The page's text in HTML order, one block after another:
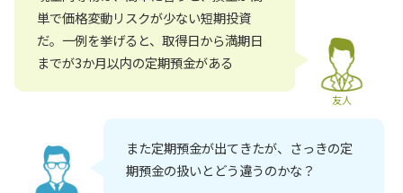
単で価格変動リスクが少ない短期投資
だ。一例を挙げると、取得日から満期日
までが3か月以内の定期預金がある
友人
また定期預金が出てきたが、さっきの定
期預金の扱いとどう違うのかな？